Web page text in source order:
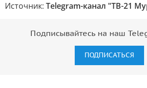
Источник: Telegram-канал "ТВ-21
Подписывайтесь на наш
ПОДПИСАТЬСЯ